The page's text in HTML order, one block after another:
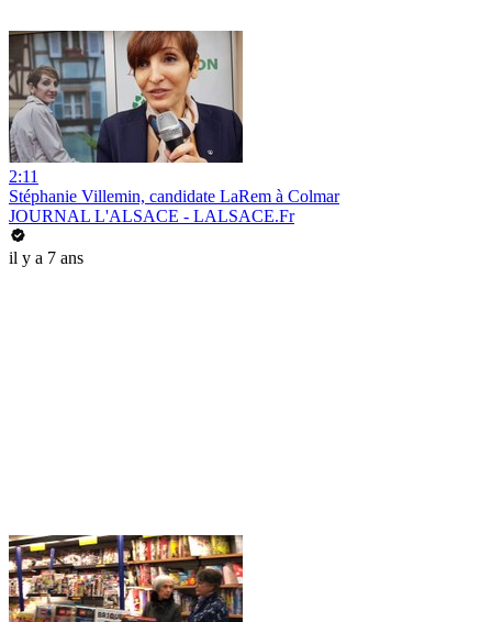
2:11
Stéphanie Villemin, candidate LaRem à Colmar
JOURNAL L'ALSACE - LALSACE.Fr
il y a 7 ans